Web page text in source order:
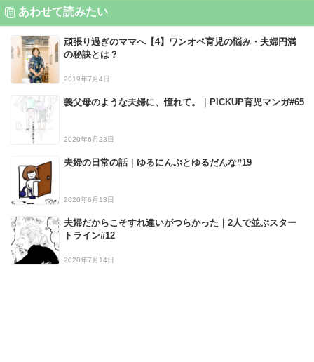
あわせて読みたい
頑張り過ぎのママへ【4】ワンオペ育児の悩み・夫婦円満
の秘訣とは？
2019年7月4日
義父母のような夫婦に、憧れて。｜PICKUP育児マンガ#65
2020年6月23日
夫婦の日常の話｜ゆるにんぷとゆるだんな#19
2020年6月13日
夫婦だからこそすれ違いがつらかった｜2人で並ぶスター
トライン#12
2020年7月14日